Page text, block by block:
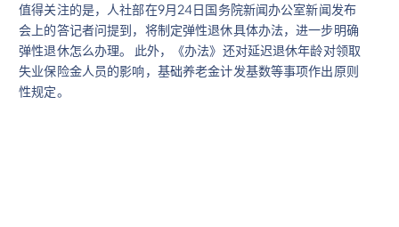
值得关注的是，人社部在9月24日国务院新闻办公室新闻发布
会上的答记者问提到，将制定弹性退休具体办法，进一步明确
弹性退休怎么办理。 此外，《办法》还对延迟退休年龄对领取
失业保险金人员的影响，基础养老金计发基数等事项作出原则
性规定。